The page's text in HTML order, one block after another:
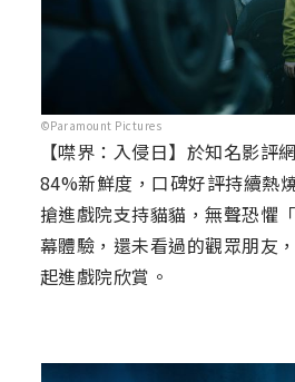
©Paramount Pictures
【噤界：入侵日】於知名影評
84%新鮮度，口碑好評持續熱
搶進戲院支持貓貓，無聲恐懼
幕體驗，還未看過的觀眾朋友
起進戲院欣賞。